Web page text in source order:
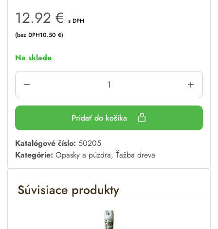
12.92 € s DPH
(bez DPH10.50 €)
Na sklade
Pridať do košíka
A
l
t
n
Katalógové číslo: 50205
Kategórie: Opasky a púzdra, Ťažba dreva
Súvisiace produkty